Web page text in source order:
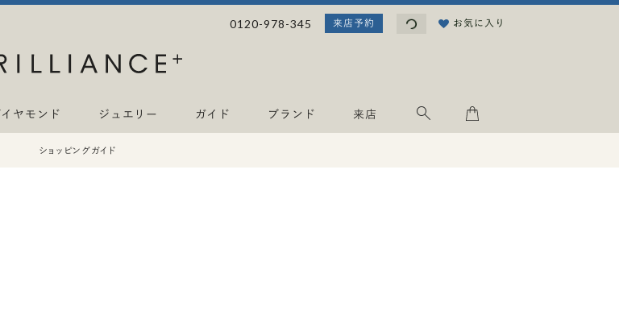
0120-978-345 来店予約 読み込み中...お気に入り
ヤモンド ジュエリー ガイド ブランド 来店
ショッピングガイド